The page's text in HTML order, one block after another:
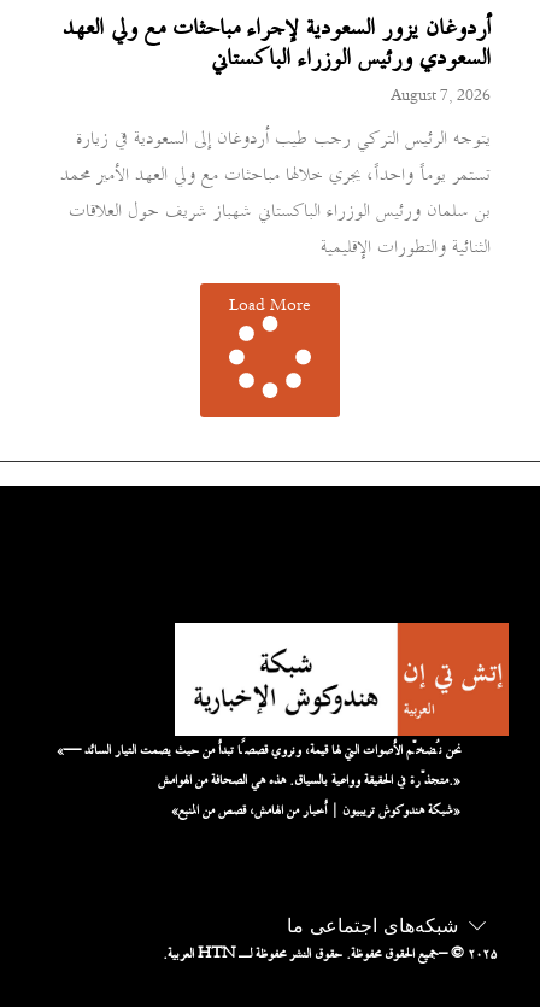
أردوغان يزور السعودية لإجراء مباحثات مع ولي العهد
السعودي ورئيس الوزراء الباكستاني
August 7, 2026
يتوجه الرئيس التركي رجب طيب أردوغان إلى السعودية في زيارة
تستمر يوماً واحداً، يجري خلالها مباحثات مع ولي العهد الأمير محمد
بن سلمان ورئيس الوزراء الباكستاني شهباز شريف حول العلاقات
الثنائية والتطورات الإقليمية
Load More
شبکه‌های اجتماعی ما
– © ۲۰۲۵جميع الحقوق محفوظة. حقوق النشر محفوظة لـ HTN العربية.
«نحن نُضخّم الأصوات التي لها قيمة، ونروي قصصًا تبدأ من حيث يصمت التيار السائد —
متجذّرة في الحقيقة وواعية بالسياق. هذه هي الصحافة من الهوامش.»
«شبكة هندوكوش تريبيون | أخبار من الهامش، قصص من المنبع»